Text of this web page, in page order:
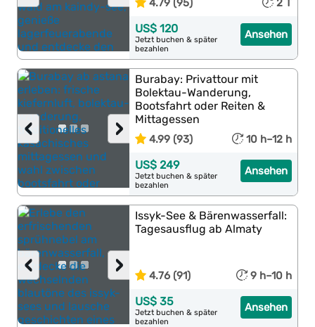
4.79 (95) 2 T
Ansehen
US$ 120
Jetzt buchen & später
bezahlen
›
‹
Burabay: Privattour mit
Bolektau-Wanderung,
Bootsfahrt oder Reiten &
Mittagessen
4.99 (93) 10 h–12 h
Ansehen
US$ 249
Jetzt buchen & später
bezahlen
›
‹
Issyk-See & Bärenwasserfall:
Tagesausflug ab Almaty
4.76 (91) 9 h–10 h
Ansehen
US$ 35
Jetzt buchen & später
bezahlen